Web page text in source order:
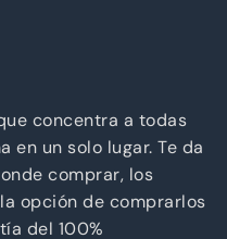
concentra a todas
en un solo lugar. Te da
comprar, los
opción de comprarlos
del 100%